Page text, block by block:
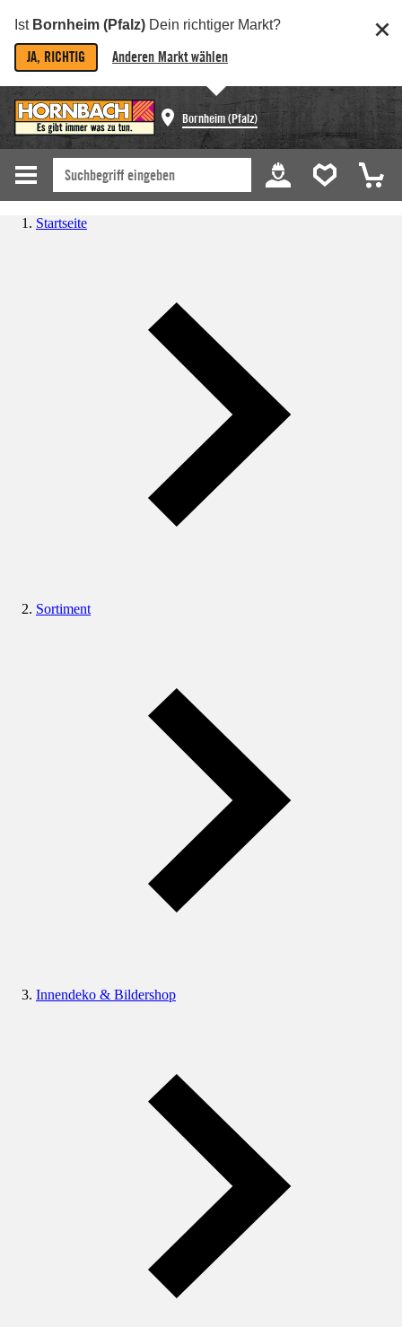
Ist Bornheim (Pfalz) Dein richtiger Markt?
JA, RICHTIG Anderen Markt wählen
Bornheim (Pfalz)
Startseite
Sortiment
Innendeko & Bildershop